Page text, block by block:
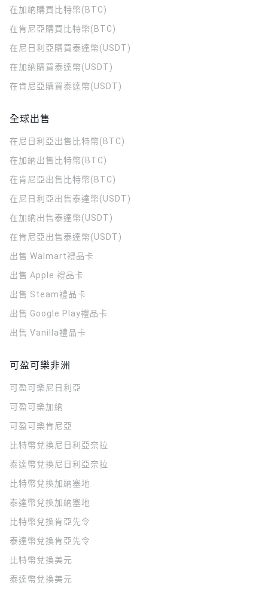
在加納購買比特幣(BTC)
在肯尼亞購買比特幣(BTC)
在尼日利亞購買泰達幣(USDT)
在加納購買泰達幣(USDT)
在肯尼亞購買泰達幣(USDT)
全球出售
在尼日利亞出售比特幣(BTC)
在加納出售比特幣(BTC)
在肯尼亞出售比特幣(BTC)
在尼日利亞出售泰達幣(USDT)
在加納出售泰達幣(USDT)
在肯尼亞出售泰達幣(USDT)
出售 Walmart禮品卡
出售 Apple 禮品卡
出售 Steam禮品卡
出售 Google Play禮品卡
出售 Vanilla禮品卡
可盈可樂非洲
可盈可樂 尼日利亞
可盈可樂加納
可盈可樂肯尼亞
比特幣兌換尼日利亞奈拉
泰達幣兌換尼日利亞奈拉
比特幣兌換加納塞地
泰達幣兌換加納塞地
比特幣兌換肯亞先令
泰達幣兌換肯亞先令
比特幣兌換美元
泰達幣兌換美元